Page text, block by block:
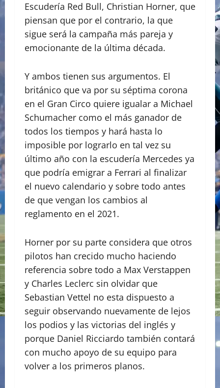
Escudería Red Bull, Christian Horner, que
piensan que por el contrario, la que
sigue será la campaña más pareja y
emocionante de la última década.
Y ambos tienen sus argumentos. El
británico que va por su séptima corona
en el Gran Circo quiere igualar a Michael
Schumacher como el más ganador de
todos los tiempos y hará hasta lo
imposible por lograrlo en tal vez su
último año con la escudería Mercedes ya
que podría emigrar a Ferrari al finalizar
el nuevo calendario y sobre todo antes
de que vengan los cambios al
reglamento en el 2021.
Horner por su parte considera que otros
pilotos han crecido mucho haciendo
referencia sobre todo a Max Verstappen
y Charles Leclerc sin olvidar que
Sebastian Vettel no esta dispuesto a
seguir observando nuevamente de lejos
los podios y las victorias del inglés y
porque Daniel Ricciardo también contará
con mucho apoyo de su equipo para
volver a los primeros planos.